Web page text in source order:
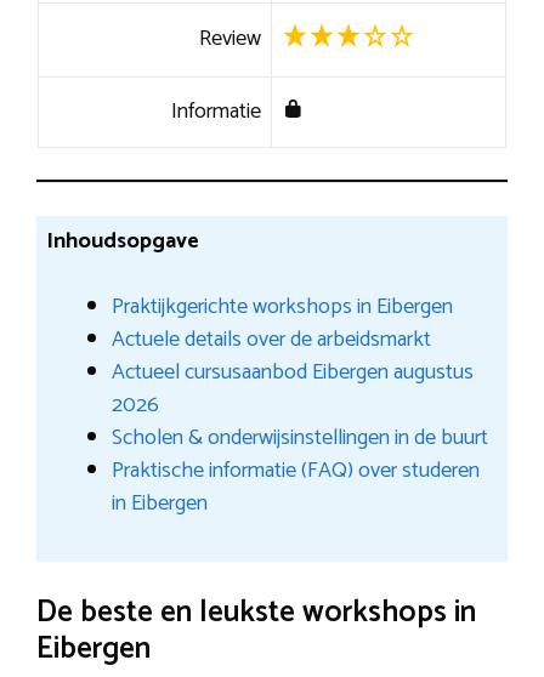
Review
Informatie
Inhoudsopgave
Praktijkgerichte workshops in Eibergen
Actuele details over de arbeidsmarkt
Actueel cursusaanbod Eibergen augustus
2026
Scholen & onderwijsinstellingen in de buurt
Praktische informatie (FAQ) over studeren
in Eibergen
De beste en leukste workshops in
Eibergen